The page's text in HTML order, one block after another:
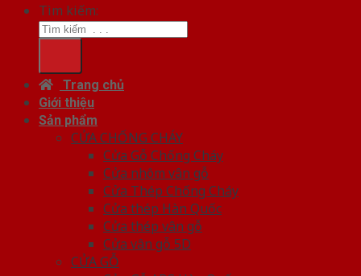
Tìm kiếm:
Trang chủ
Giới thiệu
Sản phẩm
CỬA CHỐNG CHÁY
Cửa Gỗ Chống Cháy
Cửa nhôm vân gỗ
Cửa Thép Chống Cháy
Cửa thép Hàn Quốc
Cửa thép vân gỗ
Cửa vân gỗ 5D
CỬA GỖ